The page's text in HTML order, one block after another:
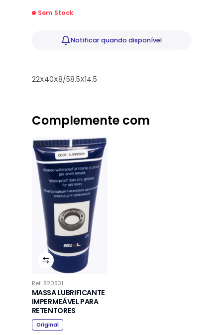
Sem Stock
Notificarquando disponível
22X40X8/58.5X14.5
Complemente com
Ref. 820831
MASSA LUBRIFICANTE
IMPERMEÁVEL PARA
RETENTORES
Original